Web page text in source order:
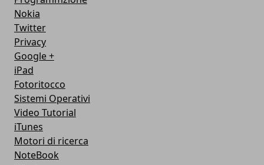
Nokia
Twitter
Privacy
Google +
iPad
Fotoritocco
Sistemi Operativi
Video Tutorial
iTunes
Motori di ricerca
NoteBook